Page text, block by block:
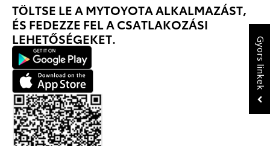
Gyors linkek
TÖLTSE LE A MYTOYOTA ALKALMAZÁST,
ÉS FEDEZZE FEL A CSATLAKOZÁSI
LEHETŐSÉGEKET.